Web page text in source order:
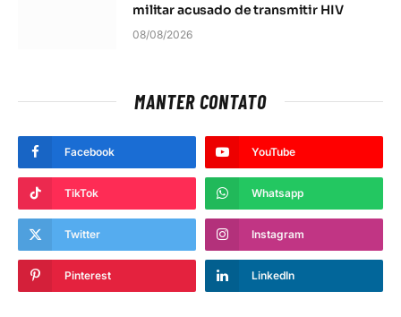
militar acusado de transmitir HIV
08/08/2026
MANTER CONTATO
Facebook YouTube
TikTok Whatsapp
Twitter Instagram
Pinterest LinkedIn